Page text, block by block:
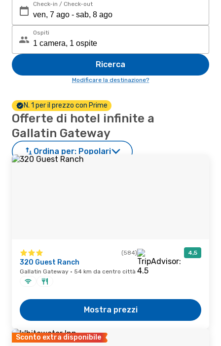
Check-in / Check-out
Ospiti
Ricerca
Modificare la destinazione?
N. 1 per il prezzo con Prime
Offerte di hotel infinite a
Gallatin Gateway
Ordina per: Popolari
(584) 4,5
320 Guest Ranch
Gallatin Gateway · 54 km da centro città
Mostra prezzi
Sconto extra disponibile